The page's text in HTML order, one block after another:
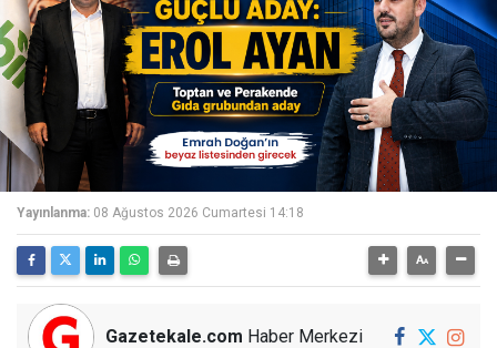
Yayınlanma: 08 Ağustos 2026 Cumartesi 14:18
Gazetekale.com Haber Merkezi